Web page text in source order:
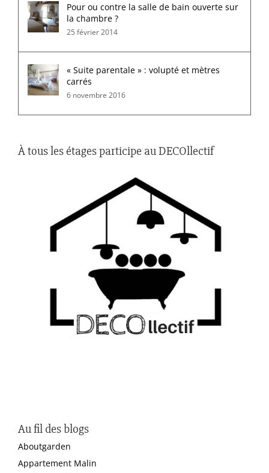
Pour ou contre la salle de bain ouverte sur
la chambre ?
25 février 2014
« Suite parentale » : volupté et mètres
carrés
6 novembre 2016
À tous les étages participe au DECOllectif
Au fil des blogs
Aboutgarden
Appartement Malin